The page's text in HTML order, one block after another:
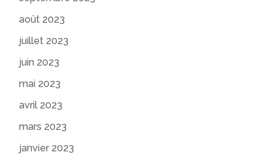
août 2023
juillet 2023
juin 2023
mai 2023
avril 2023
mars 2023
janvier 2023